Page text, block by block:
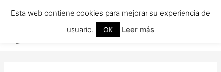
Mago y Magos para fiestas
Para fiestas infantiles, eventos de empresa, y donde se busque un toque
Esta web contiene cookies para mejorar su experiencia de
usuario.
OK Leer más